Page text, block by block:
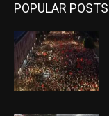
POPULAR POSTS